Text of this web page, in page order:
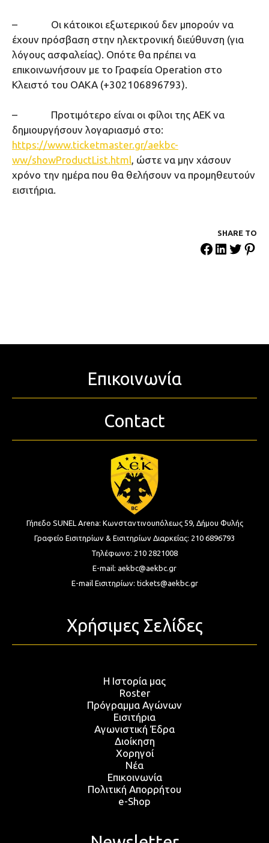
– Oι κάτοικοι εξωτερικού δεν μπορούν να
έχουν πρόσβαση στην ηλεκτρονική διεύθυνση (για
λόγους ασφαλείας). Οπότε θα πρέπει να
επικοινωνήσουν με το Γραφεία Operation στο
Κλειστό του OAKA (+302106896793).
– Προτιμότερο είναι οι φίλοι της ΑΕΚ να
δημιουργήσουν λογαριασμό στο:
https://www.ticketmaster.gr/aekbc-
ww/showProductList.html, ώστε να μην χάσουν
χρόνο την ημέρα που θα θελήσουν να προμηθευτούν
εισιτήρια.
SHARE ΤΟ
Επικοινωνία
Contact
Γήπεδο SUNEL Arena: Κωνσταντινουπόλεως 59, Δήμου Φυλής
Γραφείο Εισιτηρίων & Εισιτηρίων Διαρκείας: 210 6896793
Τηλέφωνο: 210 2821008
E-mail: aekbc@aekbc.gr
E-mail Εισιτηρίων: tickets@aekbc.gr
Χρήσιμες Σελίδες
Η Ιστορία μας
Roster
Πρόγραμμα Αγώνων
Εισιτήρια
Αγωνιστική Έδρα
Διοίκηση
Χορηγοί
Νέα
Επικοινωνία
Πολιτική Απορρήτου
e-Shop